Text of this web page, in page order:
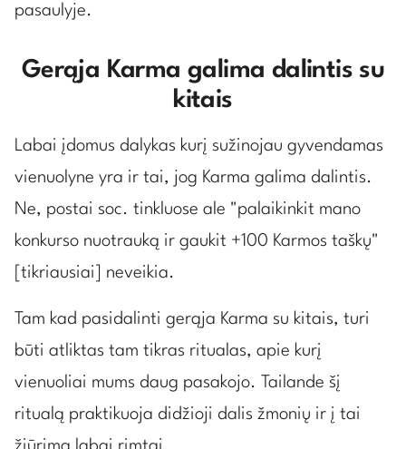
pasaulyje.
Gerąja Karma galima dalintis su
kitais
Labai įdomus dalykas kurį sužinojau gyvendamas
vienuolyne yra ir tai, jog Karma galima dalintis.
Ne, postai soc. tinkluose ale "palaikinkit mano
konkurso nuotrauką ir gaukit +100 Karmos taškų"
[tikriausiai] neveikia.
Tam kad pasidalinti gerąja Karma su kitais, turi
būti atliktas tam tikras ritualas, apie kurį
vienuoliai mums daug pasakojo. Tailande šį
ritualą praktikuoja didžioji dalis žmonių ir į tai